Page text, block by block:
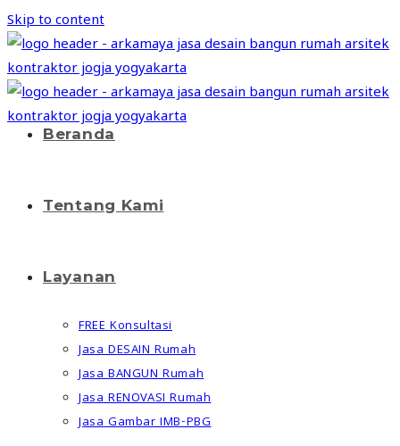
Skip to content
Beranda
Tentang Kami
Layanan
FREE Konsultasi
Jasa DESAIN Rumah
Jasa BANGUN Rumah
Jasa RENOVASI Rumah
Jasa Gambar IMB-PBG